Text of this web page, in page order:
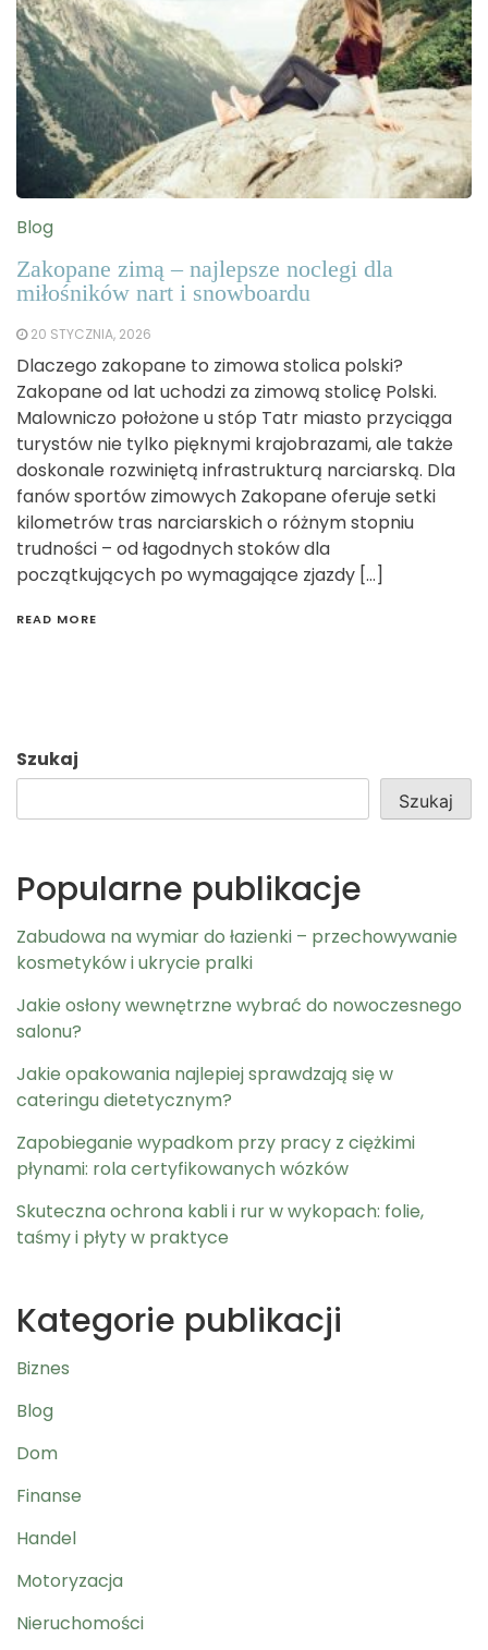
Blog
Zakopane zimą – najlepsze noclegi dla
miłośników nart i snowboardu
20 STYCZNIA, 2026
Dlaczego zakopane to zimowa stolica polski?
Zakopane od lat uchodzi za zimową stolicę Polski.
Malowniczo położone u stóp Tatr miasto przyciąga
turystów nie tylko pięknymi krajobrazami, ale także
doskonale rozwiniętą infrastrukturą narciarską. Dla
fanów sportów zimowych Zakopane oferuje setki
kilometrów tras narciarskich o różnym stopniu
trudności – od łagodnych stoków dla
początkujących po wymagające zjazdy […]
READ MORE
Szukaj
Szukaj
Popularne publikacje
Zabudowa na wymiar do łazienki – przechowywanie
kosmetyków i ukrycie pralki
Jakie osłony wewnętrzne wybrać do nowoczesnego
salonu?
Jakie opakowania najlepiej sprawdzają się w
cateringu dietetycznym?
Zapobieganie wypadkom przy pracy z ciężkimi
płynami: rola certyfikowanych wózków
Skuteczna ochrona kabli i rur w wykopach: folie,
taśmy i płyty w praktyce
Kategorie publikacji
Biznes
Blog
Dom
Finanse
Handel
Motoryzacja
Nieruchomości